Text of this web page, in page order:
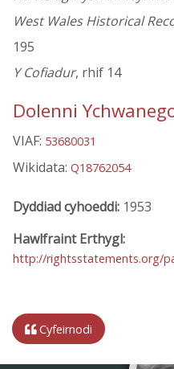
West Wales Historical
195
Y Cofiadur, rhif 14
Dolenni
VIAF: 53680031
Wikidata: Q18762054
Dyddiad cyhoeddi: 1953
Hawlfraint Erthygl:
http://rightsstatements.org/
Cyfeirnodi